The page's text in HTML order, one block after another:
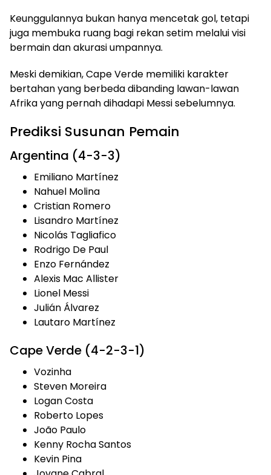
Keunggulannya bukan hanya mencetak gol, tetapi
juga membuka ruang bagi rekan setim melalui visi
bermain dan akurasi umpannya.
Meski demikian, Cape Verde memiliki karakter
bertahan yang berbeda dibanding lawan-lawan
Afrika yang pernah dihadapi Messi sebelumnya.
Prediksi Susunan Pemain
Argentina (4-3-3)
Emiliano Martínez
Nahuel Molina
Cristian Romero
Lisandro Martínez
Nicolás Tagliafico
Rodrigo De Paul
Enzo Fernández
Alexis Mac Allister
Lionel Messi
Julián Álvarez
Lautaro Martínez
Cape Verde (4-2-3-1)
Vozinha
Steven Moreira
Logan Costa
Roberto Lopes
João Paulo
Kenny Rocha Santos
Kevin Pina